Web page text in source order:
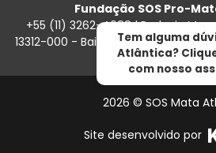
Tem alguma
Atlântica?
com nosso
Fundação SOS Pro-
+55 (11) 3262-4088 | Rodovia
13312-000 - Bairro Porunduva – Itu/
2026 © SOS Mata
Site desenvolvido por